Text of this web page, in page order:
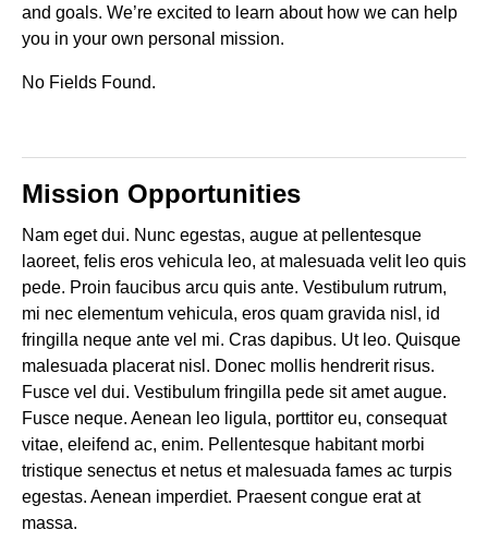
and goals. We’re excited to learn about how we can help
you in your own personal mission.
No Fields Found.
Mission Opportunities
Nam eget dui. Nunc egestas, augue at pellentesque
laoreet, felis eros vehicula leo, at malesuada velit leo quis
pede. Proin faucibus arcu quis ante. Vestibulum rutrum,
mi nec elementum vehicula, eros quam gravida nisl, id
fringilla neque ante vel mi. Cras dapibus. Ut leo. Quisque
malesuada placerat nisl. Donec mollis hendrerit risus.
Fusce vel dui. Vestibulum fringilla pede sit amet augue.
Fusce neque. Aenean leo ligula, porttitor eu, consequat
vitae, eleifend ac, enim. Pellentesque habitant morbi
tristique senectus et netus et malesuada fames ac turpis
egestas. Aenean imperdiet. Praesent congue erat at
massa.